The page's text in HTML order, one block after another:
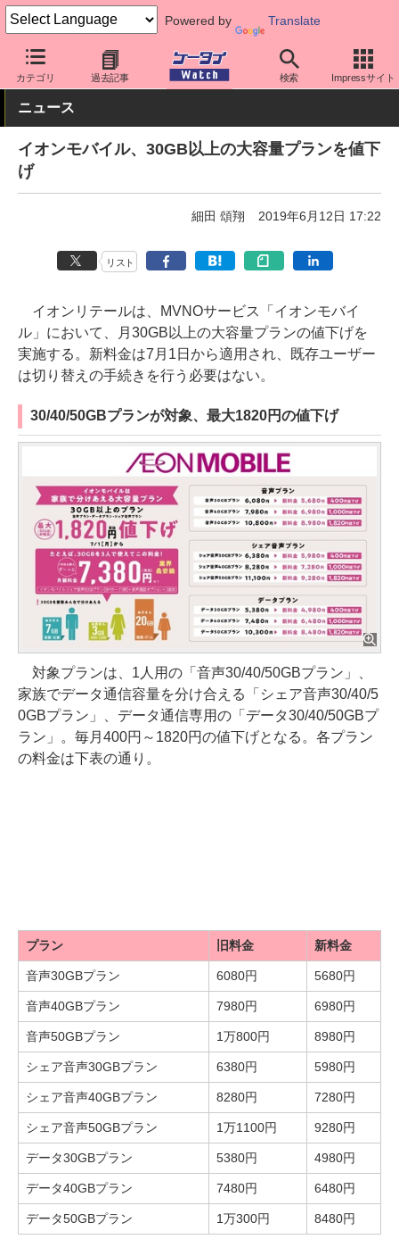
Powered by Translate
カテゴリ 過去記事 検索 Impressサイト
ケータイ Watch 格安スマホ/格安SIM 格安SIM/MVNO その他
ニュース
イオンモバイル、30GB以上の大容量プランを値下
げ
細田 頌翔 2019年6月12日 17:22
リスト
イオンリテールは、MVNOサービス「イオンモバイ
ル」において、月30GB以上の大容量プランの値下げを
実施する。新料金は7月1日から適用され、既存ユーザー
は切り替えの手続きを行う必要はない。
30/40/50GBプランが対象、最大1820円の値下げ
対象プランは、1人用の「音声30/40/50GBプラン」、
家族でデータ通信容量を分け合える「シェア音声30/40/5
0GBプラン」、データ通信専用の「データ30/40/50GBプ
ラン」。毎月400円～1820円の値下げとなる。各プラン
の料金は下表の通り。
プラン 旧料金 新料金
音声30GBプラン 6080円 5680円
音声40GBプラン 7980円 6980円
音声50GBプラン 1万800円 8980円
シェア音声30GBプラン 6380円 5980円
シェア音声40GBプラン 8280円 7280円
シェア音声50GBプラン 1万1100円 9280円
データ30GBプラン 5380円 4980円
データ40GBプラン 7480円 6480円
データ50GBプラン 1万300円 8480円